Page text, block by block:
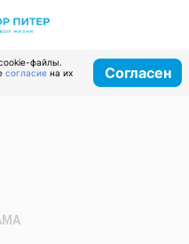
файлы.
согласие на их
Согласен